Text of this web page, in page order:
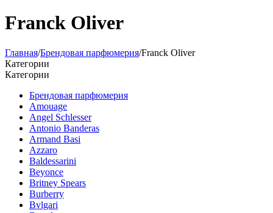
Franck Oliver
Главная/Брендовая парфюмерия/Franck Oliver
Категории
Категории
Брендовая парфюмерия
Amouage
Angel Schlesser
Antonio Banderas
Armand Basi
Azzaro
Baldessarini
Beyonce
Britney Spears
Burberry
Bvlgari